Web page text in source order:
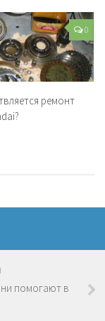
0
ремонт
помогают в